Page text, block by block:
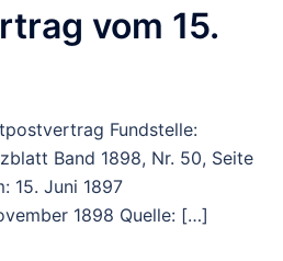
vom 15.
Fundstelle:
Band 1898, Nr. 50, Seite
15. Juni 1897
1898 Quelle: […]